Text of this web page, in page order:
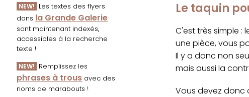
NEW! Les textes des flyers
dans la Grande Galerie
sont maintenant indexés,
accessibles à la recherche
texte !
NEW! Remplissez les
phrases à trous avec des
noms de marabouts !
Le taquin
C'est très simple :
une pièce, vous
Il y a donc non
mais aussi la
Vous devez donc